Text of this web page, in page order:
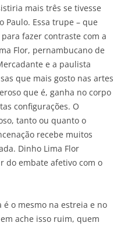
mais três se tivesse
Paulo. Essa trupe – que
fazer contraste com a
Flor, pernambucano de
e a paulista
que mais gosto nas artes
que é, ganha no corpo
configurações. O
tanto ou quanto o
recebe muitos
Dinho Lima Flor
do embate afetivo com o
o mesmo na estreia e no
ache isso ruim, quem